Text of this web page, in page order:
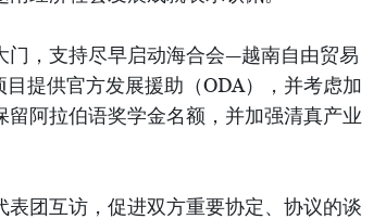
门，支持尽早启动海合会—越南自由贸易
提供官方发展援助（ODA），并考虑加
阿拉伯语奖学金名额，并加强清真产业
团互访，促进双方重要协定、协议的谈